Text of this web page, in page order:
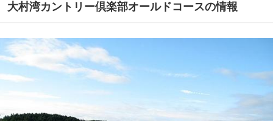
大村湾カントリー倶楽部オールドコースの情報